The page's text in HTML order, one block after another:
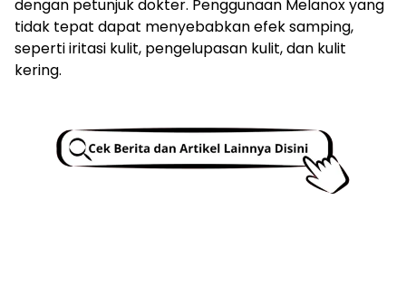
dengan petunjuk dokter. Penggunaan Melanox yang
tidak tepat dapat menyebabkan efek samping,
seperti iritasi kulit, pengelupasan kulit, dan kulit
kering.